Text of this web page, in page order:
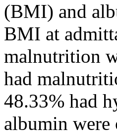
(BMI) and
BMI at
malnutrition
had
48.33% had
albumin were